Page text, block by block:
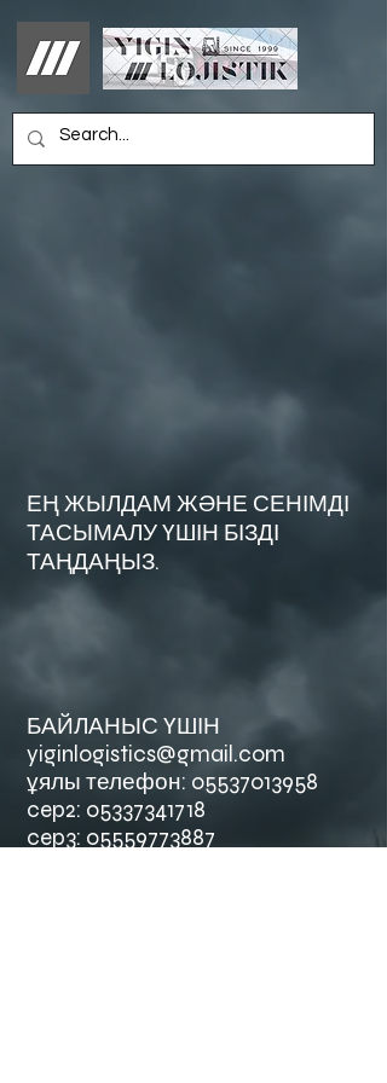
ЕҢ ЖЫЛДАМ ЖӘНЕ СЕНІМДІ
ТАСЫМАЛУ ҮШІН БІЗДІ
ТАҢДАҢЫЗ.
БАЙЛАНЫС ҮШІН
yiginlogistics@gmail.com
ұялы телефон: 05537013958
cep2: 05337341718
cep3: 05559773887